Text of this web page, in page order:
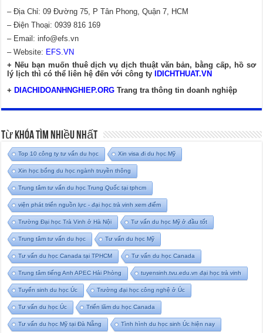
– Địa Chỉ: 09 Đường 75, P Tân Phong, Quận 7, HCM
– Điện Thoại: 0939 816 169
– Email:info@efs.vn
– Website: EFS.VN
+ Nếu bạn muốn thuê dịch vụ dịch thuật văn bản, bằng cấp, hồ sơ
lý lịch thì có thể liên hệ đến với công ty
IDICHTHUAT.VN
+ DIACHIDOANHNGHIEP.ORG Trang tra thông tin doanh nghiệp
Từ Khóa Tìm Nhiều Nhất
Top 10 công ty tư vấn du học Xin visa đi du học Mỹ
Xin học bổng du học ngành truyền thông
Trung tâm tư vấn du học Trung Quốc tại tphcm
viện phát triển nguồn lực - đại học trà vinh xem điểm
Trường Đại học Trà Vinh ở Hà Nội Tư vấn du học Mỹ ở đầu tốt
Trung tâm tư vấn du học Tư vấn du học Mỹ
Tư vấn du học Canada tại TPHCM Tư vấn du học Canada
Trung tâm tiếng Anh APEC Hải Phòng tuyensinh.tvu.edu.vn đại học trà vinh
Tuyển sinh du học Úc Trường đại học công nghệ ở Úc
Tư vấn du học Úc Triển lãm du học Canada
Tư vấn du học Mỹ tại Đà Nẵng Tình hình du học sinh Úc hiện nay